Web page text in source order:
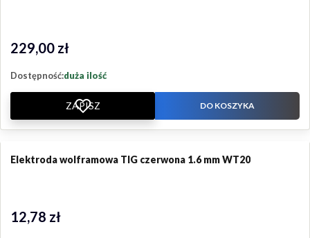
Cena
229,00 zł
Dostępność:duża ilość
ZAPISZ DO KOSZYKA
Elektroda wolframowa TIG czerwona 1.6 mm WT20
Cena
12,78 zł